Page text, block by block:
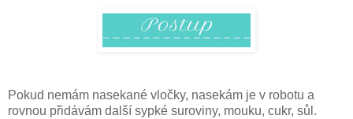
Pokud nemám nasekané vločky, nasekám je v robotu a
rovnou přidávám další sypké suroviny, mouku, cukr, sůl.